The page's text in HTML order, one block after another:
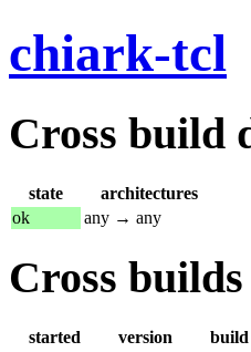
chiark-tcl
Cross build
state
architectures
ok
any → any
Cross builds
started version build